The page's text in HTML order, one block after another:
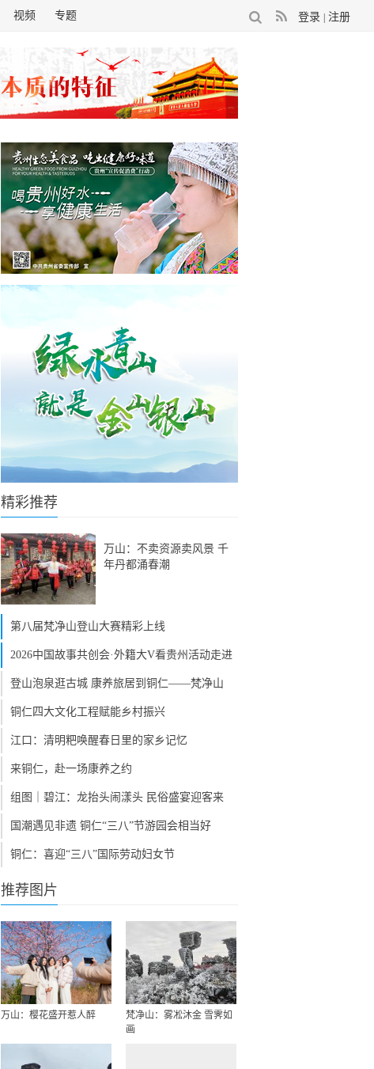
登录 注册
视频 专题
精彩推荐
万山：不卖资源卖风景 千
年丹都涌春潮
第八届梵净山登山大赛精彩上线
2026中国故事共创会·外籍大V看贵州活动走进
登山泡泉逛古城 康养旅居到铜仁——梵净山
铜仁四大文化工程赋能乡村振兴
江口：清明粑唤醒春日里的家乡记忆
来铜仁，赴一场康养之约
组图｜碧江：龙抬头闹漾头 民俗盛宴迎客来
国潮遇见非遗 铜仁“三八”节游园会相当好
铜仁：喜迎“三八”国际劳动妇女节
推荐图片
万山：樱花盛开惹人醉
梵净山：雾凇沐金 雪霁如
画